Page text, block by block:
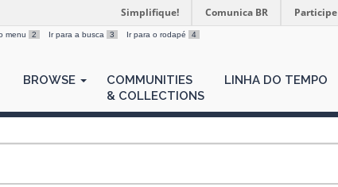
Simplifique! Comunica BR Participe
menu 2 Ir para a busca 3 Ir para o rodapé 4
BROWSE
COMMUNITIES
& COLLECTIONS
LINHA DO TEMPO